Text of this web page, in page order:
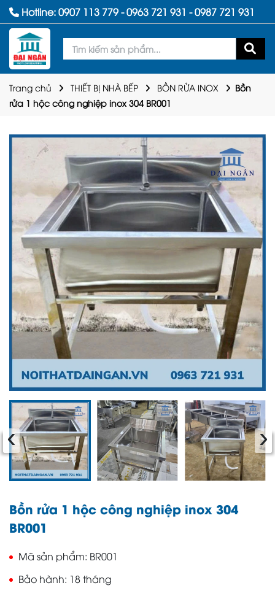
Hotline:0907 113 779-0963 721 931 -0987 721 931
Trang chủ THIẾT BỊ NHÀ BẾP BỒN RỬA INOX
Bồn
rửa 1 hộc công nghiệp inox 304 BR001
‹ ›
Bồn rửa 1 hộc công nghiệp inox 304
BR001
Mã sản phẩm BR001
Bảo hành 18 tháng